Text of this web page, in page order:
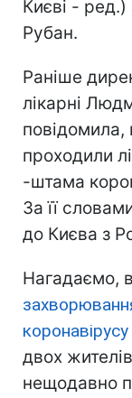
Києві - ред.)
Рубан.
Раніше
лікарні
повідомила,
проходили
-штама
За її
до Києва з
Нагадаємо,
двох
нещодавно